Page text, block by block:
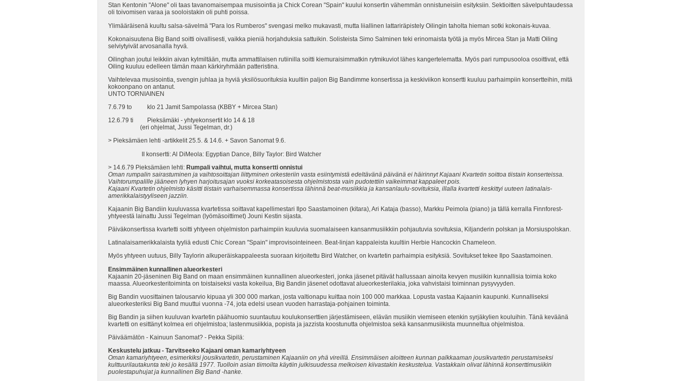
Stan Kentonin "Alone" oli taas tavanomaisempaa musisointia ja Chick Corean "Spain" kuului konsertin vähemmän onnistuneisiin esityksiin. Sektioitten sävelpuhtaudessa
oli toivomisen varaa ja sooloistakin oli puhti poissa.
Ylimääräisenä kuultu salsa-sävelmä "Para los Rumberos" svengasi melko mukavasti, mutta liiallinen lattariräpistely Oilingin taholta hieman sotki kokonais-kuvaa.
Kokonaisuutena Big Band soitti oivallisesti, vaikka pieniä horjahduksia sattuikin. Solisteista Simo Salminen teki erinomaista työtä ja myös Mircea Stan ja Matti Oiling
selviytyivät arvosanalla hyvä.
Oilinghan joutui leikkiin aivan kylmiltään, mutta ammattilaisen rutiinilla soitti kiemuraisimmatkin rytmikuviot lähes kangertelematta. Myös pari rumpusooloa osoittivat, että
Oiling kuuluu edelleen tämän maan kärkiryhmään patteristina.
Vaihtelevaa musisointia, svengin juhlaa ja hyviä yksilösuorituksia kuultiin paljon Big Bandimme konsertissa ja keskiviikon konsertti kuuluu parhaimpiin konsertteihin, mitä
kokoonpano on antanut.
UNTO TORNIAINEN
7.6.79 to klo 21 Jamit Sampolassa (KBBY + Mircea Stan)
12.6.79 ti Pieksämäki - yhtyekonsertit klo 14 & 18
(eri ohjelmat, Jussi Tegelman, dr.)
> Pieksämäen lehti -artikkelit 25.5. & 14.6. + Savon Sanomat 9.6.
II konsertti: Al DiMeola: Egyptian Dance, Billy Taylor: Bird Watcher
> 14.6.79 Pieksämäen lehti: Rumpali vaihtui, mutta konsertti onnistui
Oman rumpalin sairastuminen ja vaihtosoittajan liittyminen orkesteriin vasta esiintymistä edeltävänä päivänä ei häirinnyt Kajaani Kvartetin soittoa tiistain konserteissa.
Vaihtorumpalille jääneen lyhyen harjoitusajan vuoksi korkeatasoisesta ohjelmistosta vain pudotettiin vaikeimmat kappaleet pois.
Kajaani Kvartetin ohjelmisto käsitti tiistain varhaisemmassa konsertissa lähinnä beat-musiikkia ja kansanlaulu-sovituksia, illalla kvartetti keskittyi uuteen latinalais-
amerikkalaistyyliseen jazziin.
Kajaanin Big Bandiin kuuluvassa kvartetissa soittavat kapellimestari Ilpo Saastamoinen (kitara), Ari Kataja (basso), Markku Peimola (piano) ja tällä kerralla Finnforest-
yhtyeestä lainattu Jussi Tegelman (lyömäsoittimet) Jouni Kestin sijasta.
Päiväkonsertissa kvartetti soitti yhtyeen ohjelmiston parhaimpiin kuuluvia suomalaiseen kansanmusiikkiin pohjautuvia sovituksia, Kiljanderin polskan ja Morsiuspolskan.
Latinalaisamerikkalaista tyyliä edusti Chic Corean "Spain" improvisointeineen. Beat-linjan kappaleista kuultiin Herbie Hancockin Chameleon.
Myös yhtyeen uutuus, Billy Taylorin alkuperäiskappaleesta suoraan kirjoitettu Bird Watcher, on kvartetin parhaimpia esityksiä. Sovitukset tekee Ilpo Saastamoinen.
Ensimmäinen kunnallinen alueorkesteri
Kajaanin 20-jäseninen Big Band on maan ensimmäinen kunnallinen alueorkesteri, jonka jäsenet pitävät hallussaan ainoita kevyen musiikin kunnallisia toimia koko
maassa. Alueorkesteritoiminta on toistaiseksi vasta kokeilua, Big Bandin jäsenet odottavat alueorkesterilakia, joka vahvistaisi toiminnan pysyvyyden.
Big Bandin vuosittainen talousarvio kipuaa yli 300 000 markan, josta valtionapu kuittaa noin 100 000 markkaa. Lopusta vastaa Kajaanin kaupunki. Kunnalliseksi
alueorkesteriksi Big Band muuttui vuonna -74, jota edelsi usean vuoden harrastaja-pohjainen toiminta.
Big Bandin ja siihen kuuluvan kvartetin päähuomio suuntautuu koulukonserttien järjestämiseen, elävän musiikin viemiseen etenkin syrjäkylien kouluihin. Tänä keväänä
kvartetti on esittänyt kolmea eri ohjelmistoa; lastenmusiikkia, popista ja jazzista koostunutta ohjelmistoa sekä kansanmusiikista muunneltua ohjelmistoa.
Päiväämätön - Kainuun Sanomat? - Pekka Sipilä:
Keskustelu jatkuu - Tarvitseeko Kajaani oman kamariyhtyeen
Oman kamariyhtyeen, esimerkiksi jousikvartetin, perustaminen Kajaaniin on yhä vireillä. Ensimmäisen aloitteen kunnan palkkaaman jousikvartetin perustamiseksi
kulttuurilautakunta teki jo kesällä 1977. Tuolloin asian tiimoilta käytiin julkisuudessa melkoisen kiivastakin keskustelua. Vastakkain olivat lähinnä konserttimusiikin
puolestapuhujat ja kunnallinen Big Band -hanke.